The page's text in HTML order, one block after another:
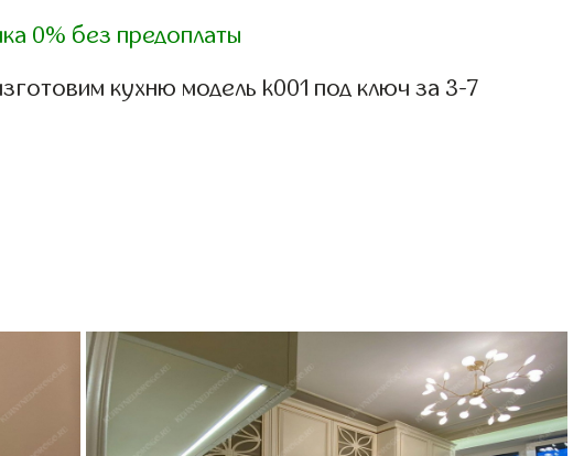
0% без предоплаты
кухню модель k001 под ключ за 3-7